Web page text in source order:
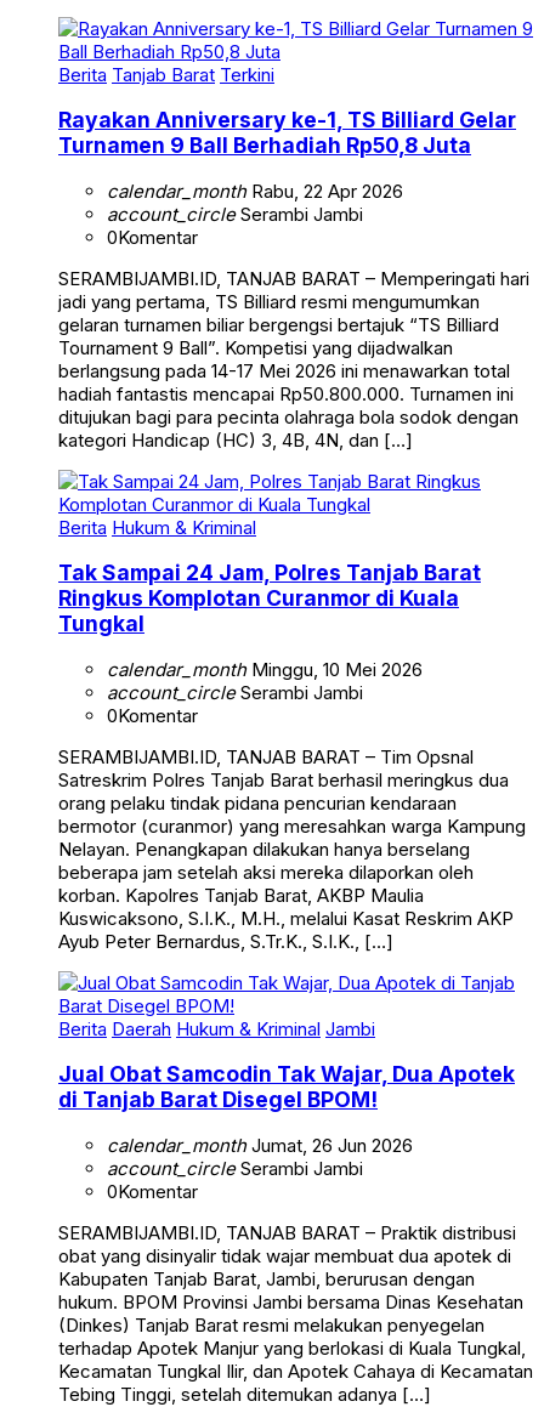
Berita Tanjab Barat Terkini
Rayakan Anniversary ke-1, TS Billiard Gelar
Turnamen 9 Ball Berhadiah Rp50,8 Juta
calendar_monthRabu, 22 Apr 2026
account_circleSerambi Jambi
0Komentar
SERAMBIJAMBI.ID, TANJAB BARAT – Memperingati hari
jadi yang pertama, TS Billiard resmi mengumumkan
gelaran turnamen biliar bergengsi bertajuk “TS Billiard
Tournament 9 Ball”. Kompetisi yang dijadwalkan
berlangsung pada 14-17 Mei 2026 ini menawarkan total
hadiah fantastis mencapai Rp50.800.000. Turnamen ini
ditujukan bagi para pecinta olahraga bola sodok dengan
kategori Handicap (HC) 3, 4B, 4N, dan […]
Berita Hukum & Kriminal
Tak Sampai 24 Jam, Polres Tanjab Barat
Ringkus Komplotan Curanmor di Kuala
Tungkal
calendar_monthMinggu, 10 Mei 2026
account_circleSerambi Jambi
0Komentar
SERAMBIJAMBI.ID, TANJAB BARAT – Tim Opsnal
Satreskrim Polres Tanjab Barat berhasil meringkus dua
orang pelaku tindak pidana pencurian kendaraan
bermotor (curanmor) yang meresahkan warga Kampung
Nelayan. Penangkapan dilakukan hanya berselang
beberapa jam setelah aksi mereka dilaporkan oleh
korban. Kapolres Tanjab Barat, AKBP Maulia
Kuswicaksono, S.I.K., M.H., melalui Kasat Reskrim AKP
Ayub Peter Bernardus, S.Tr.K., S.I.K., […]
Berita Daerah Hukum & Kriminal Jambi
Jual Obat Samcodin Tak Wajar, Dua Apotek
di Tanjab Barat Disegel BPOM!
calendar_monthJumat, 26 Jun 2026
account_circleSerambi Jambi
0Komentar
SERAMBIJAMBI.ID, TANJAB BARAT – Praktik distribusi
obat yang disinyalir tidak wajar membuat dua apotek di
Kabupaten Tanjab Barat, Jambi, berurusan dengan
hukum. BPOM Provinsi Jambi bersama Dinas Kesehatan
(Dinkes) Tanjab Barat resmi melakukan penyegelan
terhadap Apotek Manjur yang berlokasi di Kuala Tungkal,
Kecamatan Tungkal Ilir, dan Apotek Cahaya di Kecamatan
Tebing Tinggi, setelah ditemukan adanya […]